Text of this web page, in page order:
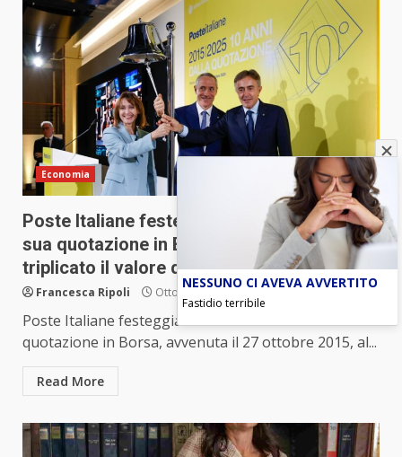
Economia
Poste Italiane festeggia i dieci anni dalla
sua quotazione in Borsa. Da allora ha
triplicato il valore del titolo
Francesca Ripoli Ottobre 27, 2025
Poste Italiane festeggia i dieci anni dalla sua
quotazione in Borsa, avvenuta il 27 ottobre 2015, al...
Read More
NESSUNO CI AVEVA AVVERTITO
Fastidio terribile